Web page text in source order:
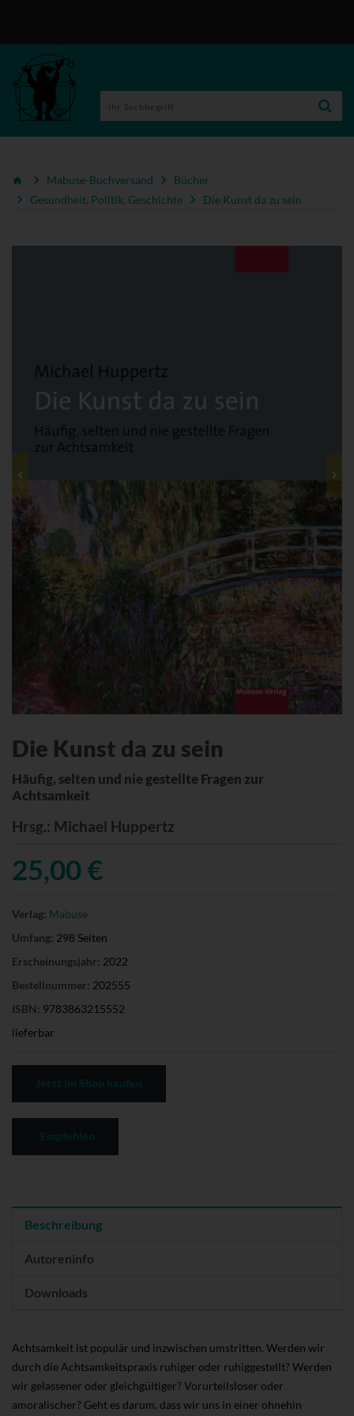
Mabuse-Buchversand
Bücher
Gesundheit, Politik, Geschichte
Die Kunst da zu sein
Die Kunst da zu sein
Häufig, selten und nie gestellte Fragen zur
Achtsamkeit
Hrsg.: Michael Huppertz
25,00 €
Verlag: Mabuse
Umfang: 298 Seiten
Erscheinungsjahr: 2022
Bestellnummer: 202555
ISBN: 9783863215552
lieferbar
Beschreibung
Autoreninfo
Downloads
Achtsamkeit ist populär und inzwischen umstritten. Werden wir
durch die Achtsamkeitspraxis ruhiger oder ruhiggestellt? Werden
wir gelassener oder gleichgültiger? Vorurteilsloser oder
amoralischer? Geht es darum, dass wir uns in einer ohnehin